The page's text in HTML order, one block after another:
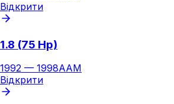
Відкрити
1.8 (75 Hp)
1992 — 1998AAM
Відкрити